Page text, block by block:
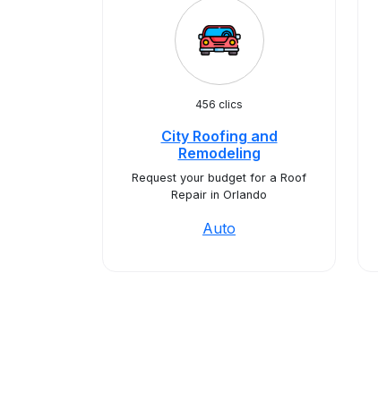
456 clics
City Roofing and
Remodeling
Request your budget for a Roof
Repair in Orlando
Auto